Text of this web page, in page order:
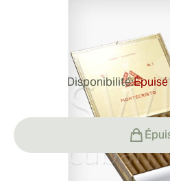
Commentaires
Disponibilité:Épuisé